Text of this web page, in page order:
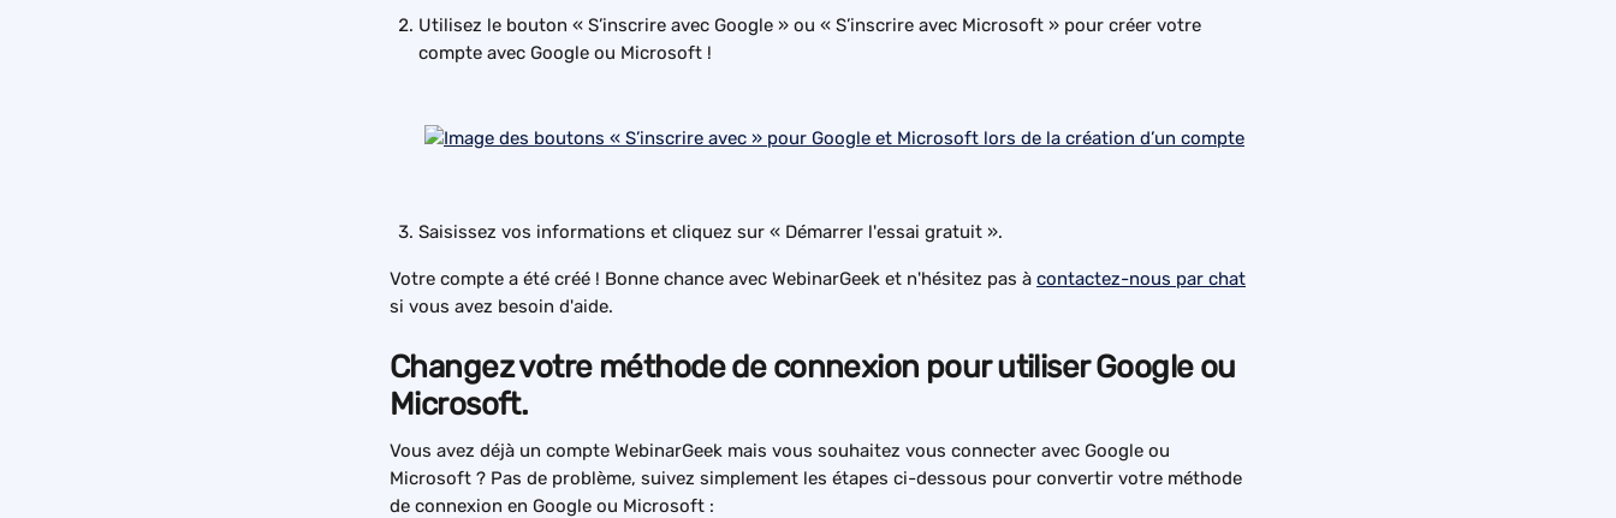
Utilisez le bouton « S’inscrire avec Google » ou « S’inscrire avec Microsoft » pour créer votre
compte avec Google ou Microsoft !
Saisissez vos informations et cliquez sur « Démarrer l'essai gratuit ».
Votre compte a été créé ! Bonne chance avec WebinarGeek et n'hésitez pas à contactez-nous par chat
si vous avez besoin d'aide.
Changez votre méthode de connexion pour utiliser Google ou
Microsoft.
Vous avez déjà un compte WebinarGeek mais vous souhaitez vous connecter avec Google ou
Microsoft ? Pas de problème, suivez simplement les étapes ci-dessous pour convertir votre méthode
de connexion en Google ou Microsoft :